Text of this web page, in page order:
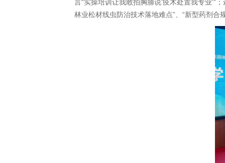
言“实操培训让我敢拍胸脯说‘疫木处置我专业
林业松材线虫防治技术落地难点”、“新型药剂